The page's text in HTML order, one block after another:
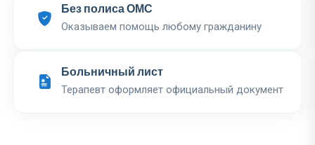
Без полиса ОМС
Оказываем помощь любому гражданину
Больничный лист
Терапевт оформляет официальный документ